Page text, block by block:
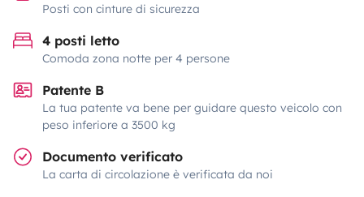
Posti con cinture di sicurezza
4 posti letto
Comoda zona notte per 4 persone
Patente B
La tua patente va bene per guidare questo veicolo con
peso inferiore a 3500 kg
Documento verificato
La carta di circolazione è verificata da noi